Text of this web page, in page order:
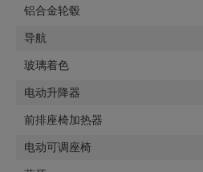
铝合金轮毂
导航
玻璃着色
电动升降器
前排座椅加热器
电动可调座椅